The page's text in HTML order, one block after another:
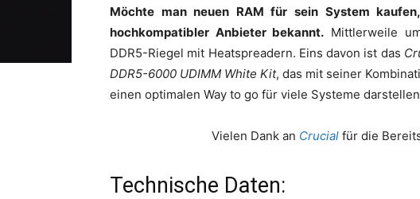
Möchte man neuen RAM für sein System
hochkompatibler Anbieter bekannt. Mittlerweile
DDR5-Riegel mit Heatspreadern. Eins davon ist das
DDR5-6000 UDIMM White Kit, das mit seiner
einen optimalen Way to go für viele Systeme
Vielen Dank an Crucialfür die
Technische Daten: